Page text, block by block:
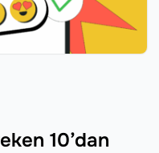
10’dan